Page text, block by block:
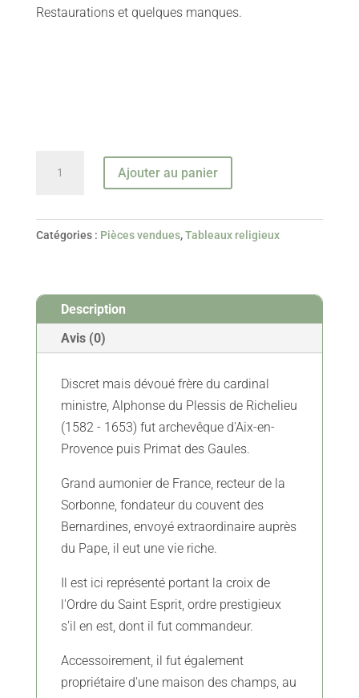
Restaurations et quelques manques.
Plessis
Richelieu
vendu
Ajouter au panier
Catégories : Pièces vendues,Tableaux religieux
Description
Avis (0)
Discret mais dévoué frère du cardinal
ministre, Alphonse du Plessis de Richelieu
(1582 - 1653) fut archevêque d'Aix-en-
Provence puis Primat des Gaules.
Grand aumonier de France, recteur de la
Sorbonne, fondateur du couvent des
Bernardines, envoyé extraordinaire auprès
du Pape, il eut une vie riche.
Il est ici représenté portant la croix de
l'Ordre du Saint Esprit, ordre prestigieux
s'il en est, dont il fut commandeur.
Accessoirement, il fut également
propriétaire d'une maison des champs, au